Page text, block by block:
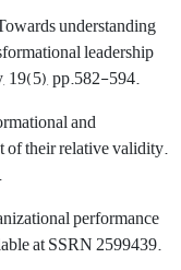
understanding
leadership
19(5), pp.582-594.
and
of their relative validity.
performance
at SSRN 2599439.